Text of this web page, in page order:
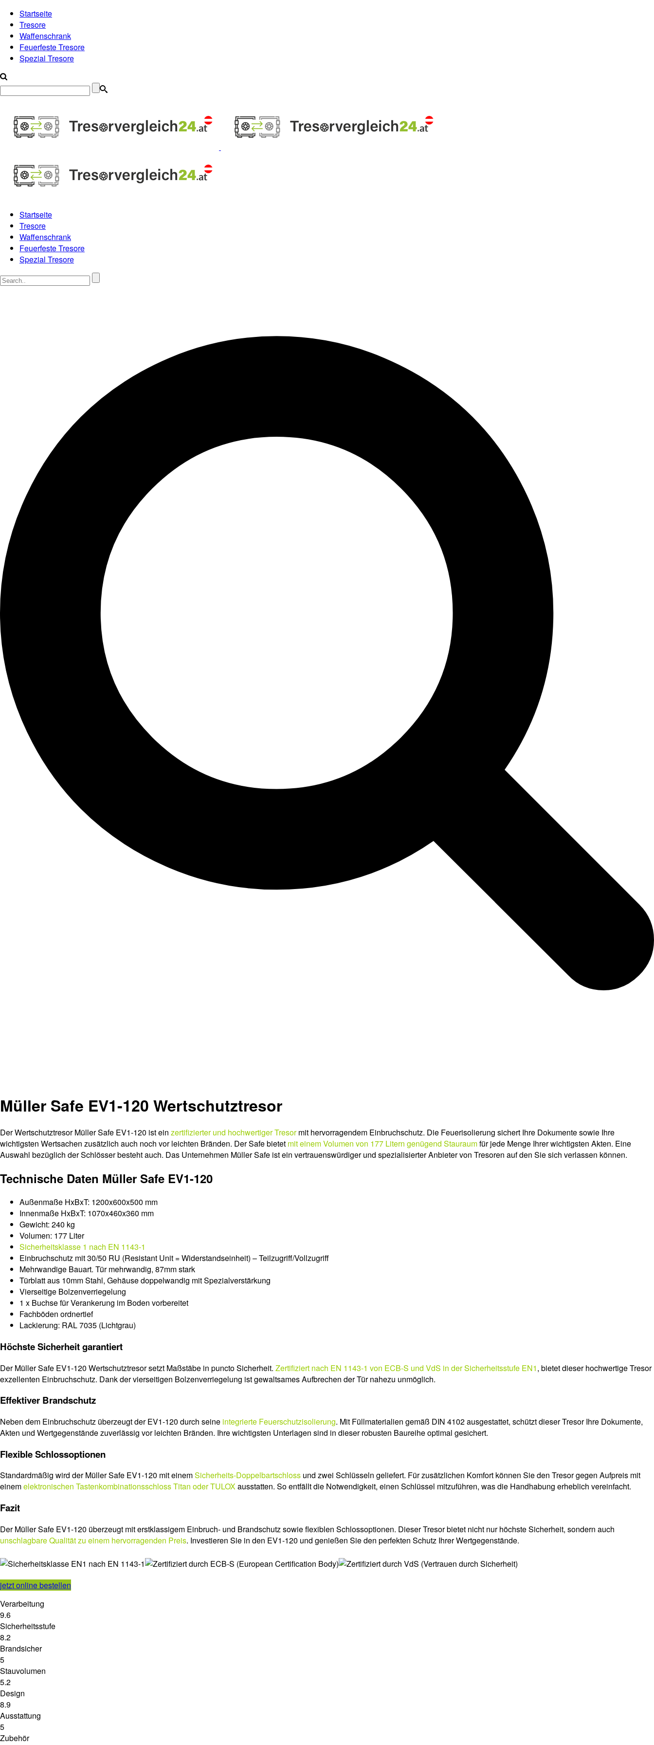
Startseite
Tresore
Waffenschrank
Feuerfeste Tresore
Spezial Tresore
Startseite
Tresore
Waffenschrank
Feuerfeste Tresore
Spezial Tresore
Müller Safe EV1-120 Wertschutztresor
Der Wertschutztresor Müller Safe EV1-120 ist ein zertifizierter und hochwertiger Tresormit hervorragendem Einbruchschutz. Die Feuerisolierung sichert Ihre Dokumente sowie Ihre
wichtigsten Wertsachen zusätzlich auch noch vor leichten Bränden. Der Safe bietet mit einem Volumen von 177 Litern genügend Stauraumfür jede Menge Ihrer wichtigsten Akten. Eine
Auswahl bezüglich der Schlösser besteht auch. Das Unternehmen Müller Safe ist ein vertrauenswürdiger und spezialisierter Anbieter von Tresoren auf den Sie sich verlassen können.
Technische Daten Müller Safe EV1-120
Außenmaße HxBxT: 1200x600x500 mm
Innenmaße HxBxT: 1070x460x360 mm
Gewicht: 240 kg
Volumen: 177 Liter
Sicherheitsklasse 1 nach EN 1143-1
Einbruchschutz mit 30/50 RU (Resistant Unit = Widerstandseinheit) – Teilzugriff/Vollzugriff
Mehrwandige Bauart. Tür mehrwandig, 87mm stark
Türblatt aus 10mm Stahl, Gehäuse doppelwandig mit Spezialverstärkung
Vierseitige Bolzenverriegelung
1 x Buchse für Verankerung im Boden vorbereitet
Fachböden ordnertief
Lackierung: RAL 7035 (Lichtgrau)
Höchste Sicherheit garantiert
Der Müller Safe EV1-120 Wertschutztresor setzt Maßstäbe in puncto Sicherheit. Zertifiziert nach EN 1143-1 von ECB-S und VdS in der Sicherheitsstufe EN1, bietet dieser hochwertige Tresor
exzellenten Einbruchschutz. Dank der vierseitigen Bolzenverriegelung ist gewaltsames Aufbrechen der Tür nahezu unmöglich.
Effektiver Brandschutz
Neben dem Einbruchschutz überzeugt der EV1-120 durch seine integrierte Feuerschutzisolierung. Mit Füllmaterialien gemäß DIN 4102 ausgestattet, schützt dieser Tresor Ihre Dokumente,
Akten und Wertgegenstände zuverlässig vor leichten Bränden. Ihre wichtigsten Unterlagen sind in dieser robusten Baureihe optimal gesichert.
Flexible Schlossoptionen
Standardmäßig wird der Müller Safe EV1-120 mit einemSicherheits-Doppelbartschloss und zwei Schlüsseln geliefert. Für zusätzlichen Komfort können Sie den Tresor gegen Aufpreis mit
einemelektronischen Tastenkombinationsschloss Titan oder TULOXausstatten. So entfällt die Notwendigkeit, einen Schlüssel mitzuführen, was die Handhabung erheblich vereinfacht.
Fazit
Der Müller Safe EV1-120 überzeugt mit erstklassigem Einbruch- und Brandschutz sowie flexiblen Schlossoptionen. Dieser Tresor bietet nicht nur höchste Sicherheit, sondern auch
unschlagbare Qualität zu einem hervorragenden Preis. Investieren Sie in den EV1-120 und genießen Sie den perfekten Schutz Ihrer Wertgegenstände.
jetzt online bestellen
Verarbeitung
9.6
Sicherheitsstufe
8.2
Brandsicher
5
Stauvolumen
5.2
Design
8.9
Ausstattung
5
Zubehör